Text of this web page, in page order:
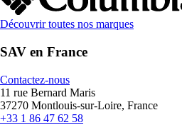
Découvrir toutes nos marques
SAV en France
Contactez-nous
11 rue Bernard Maris
37270 Montlouis-sur-Loire, France
+33 1 86 47 62 58